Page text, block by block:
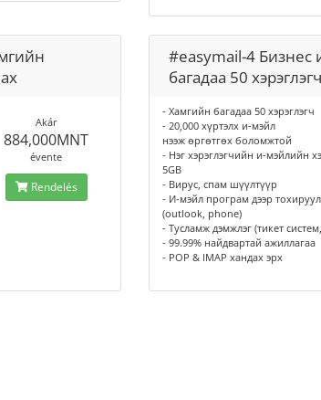
Akár
884,000MNT
évente
Rendelés
#easymail-4 Бизнес
багадаа 50
- Хамгийн багадаа 50 хэрэглэгч
- 20,000 хүртэлх и-мэйл
нээж өргөтгөх боломжтой
- Нэг хэрэглэгчийн и-мэйлийн
5GB
- Вирус, спам шүүлтүүр
- И-мэйл програм дээр
(outlook, phone)
- Тусламж дэмжлэг (тикет
- 99.99% найдвартай ажиллагаа
- POP & IMAP хандах эрх